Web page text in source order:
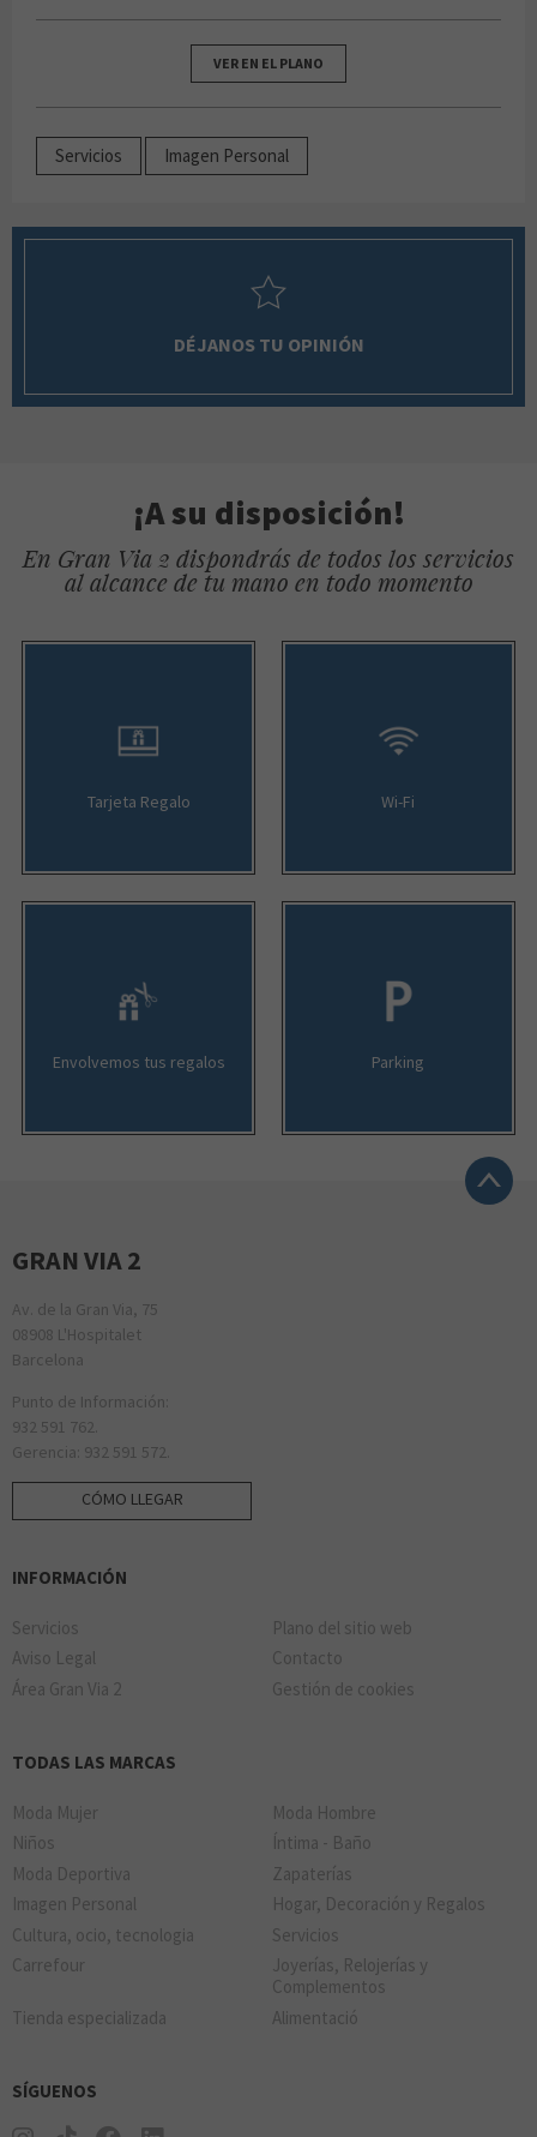
VER EN EL PLANO
Servicios Imagen Personal
DÉJANOS TU OPINIÓN
¡A su disposición!
En Gran Via 2 dispondrás de todos los servicios
al alcance de tu mano en todo momento
Tarjeta Regalo Wi-Fi
Envolvemos tus regalos Parking
GRAN VIA 2
Av. de la Gran Via, 75
08908 L'Hospitalet
Barcelona
Punto de Información:
932 591 762.
Gerencia: 932 591 572.
CÓMO LLEGAR
INFORMACIÓN
Servicios
Plano del sitio web
Aviso Legal
Contacto
Área Gran Via 2
Gestión de cookies
TODAS LAS MARCAS
Moda Mujer
Moda Hombre
Niños
Íntima - Baño
Moda Deportiva
Zapaterías
Imagen Personal
Hogar, Decoración y Regalos
Cultura, ocio, tecnologia
Servicios
Carrefour
Joyerías, Relojerías y
Complementos
Tienda especializada
Alimentació
SÍGUENOS